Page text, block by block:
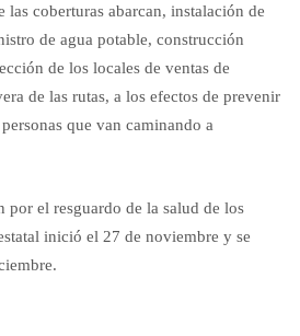
coberturas abarcan, instalación de
de agua potable, construcción
de los locales de ventas de
de las rutas, a los efectos de prevenir
que van caminando a
por el resguardo de la salud de los
inició el 27 de noviembre y se